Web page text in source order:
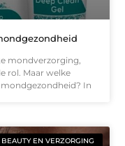
mondverzorging,
rol. Maar welke
In
BEAUTY EN VERZORGING